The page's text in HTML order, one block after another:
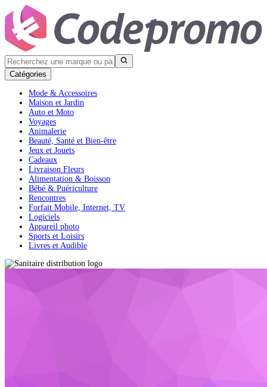
Catégories
Mode & Accessoires
Maison et Jardin
Auto et Moto
Voyages
Animalerie
Beauté, Santé et Bien-être
Jeux et Jouets
Cadeaux
Livraison Fleurs
Alimentation & Boisson
Bébé & Puériculture
Rencontres
Forfait Mobile, Internet, TV
Logiciels
Appareil photo
Sports et Loisirs
Livres et Audible